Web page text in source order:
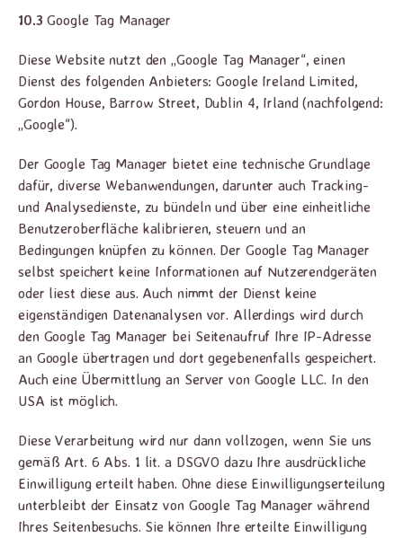
10.3 Google Tag Manager
Diese Website nutzt den „Google Tag Manager“, einen
Dienst des folgenden Anbieters: Google Ireland Limited,
Gordon House, Barrow Street, Dublin 4, Irland (nachfolgend:
„Google“).
Der Google Tag Manager bietet eine technische Grundlage
dafür, diverse Webanwendungen, darunter auch Tracking-
und Analysedienste, zu bündeln und über eine einheitliche
Benutzeroberfläche kalibrieren, steuern und an
Bedingungen knüpfen zu können. Der Google Tag Manager
selbst speichert keine Informationen auf Nutzerendgeräten
oder liest diese aus. Auch nimmt der Dienst keine
eigenständigen Datenanalysen vor. Allerdings wird durch
den Google Tag Manager bei Seitenaufruf Ihre IP-Adresse
an Google übertragen und dort gegebenenfalls gespeichert.
Auch eine Übermittlung an Server von Google LLC. In den
USA ist möglich.
Diese Verarbeitung wird nur dann vollzogen, wenn Sie uns
gemäß Art. 6 Abs. 1 lit. a DSGVO dazu Ihre ausdrückliche
Einwilligung erteilt haben. Ohne diese Einwilligungserteilung
unterbleibt der Einsatz von Google Tag Manager während
Ihres Seitenbesuchs. Sie können Ihre erteilte Einwilligung